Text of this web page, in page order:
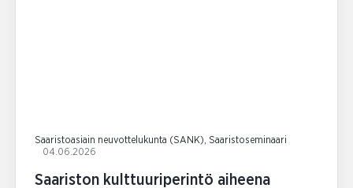
Saaristoasiain neuvottelukunta (SANK), Saaristoseminaari
04.06.2026
Saariston kulttuuriperintö aiheena